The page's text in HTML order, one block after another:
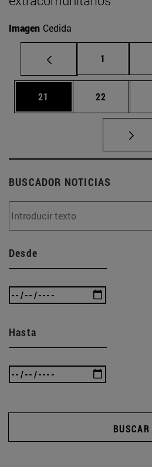
Imagen Cedida
Página
1
Página
21 Página
22
BUSCADOR NOTICIAS
Desde
Hasta
BUSCAR